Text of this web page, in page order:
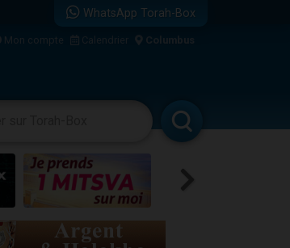
WhatsApp Torah-Box
Mon compte Calendrier Columbus